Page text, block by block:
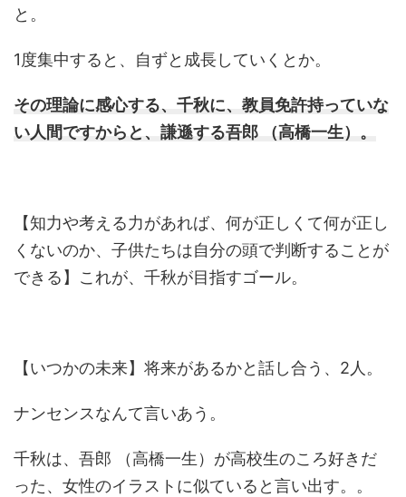
と。
1度集中すると、自ずと成長していくとか。
その理論に感心する、千秋に、教員免許持っていな
い人間ですからと、謙遜する吾郎 （高橋一生）。
【知力や考える力があれば、何が正しくて何が正し
くないのか、子供たちは自分の頭で判断することが
できる】これが、千秋が目指すゴール。
【いつかの未来】将来があるかと話し合う、2人。
ナンセンスなんて言いあう。
千秋は、吾郎 （高橋一生）が高校生のころ好きだ
った、女性のイラストに似ていると言い出す。。